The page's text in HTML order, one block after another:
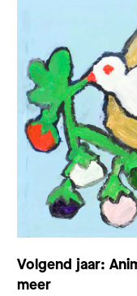
Volgend jaar:
meer